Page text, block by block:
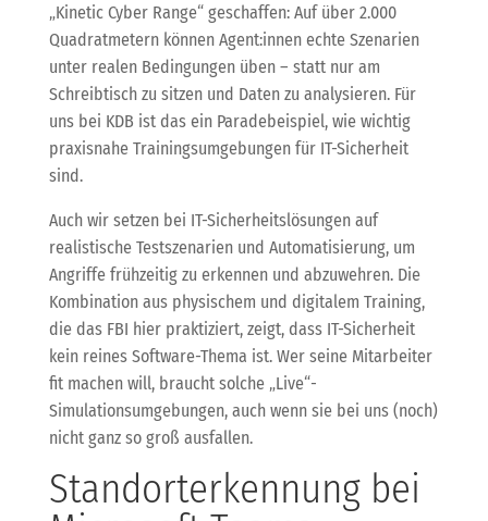
„Kinetic Cyber Range“ geschaffen: Auf über 2.000
Quadratmetern können Agent:innen echte Szenarien
unter realen Bedingungen üben – statt nur am
Schreibtisch zu sitzen und Daten zu analysieren. Für
uns bei KDB ist das ein Paradebeispiel, wie wichtig
praxisnahe Trainingsumgebungen für IT-Sicherheit
sind.
Auch wir setzen bei IT-Sicherheitslösungen auf
realistische Testszenarien und Automatisierung, um
Angriffe frühzeitig zu erkennen und abzuwehren. Die
Kombination aus physischem und digitalem Training,
die das FBI hier praktiziert, zeigt, dass IT-Sicherheit
kein reines Software-Thema ist. Wer seine Mitarbeiter
fit machen will, braucht solche „Live“-
Simulationsumgebungen, auch wenn sie bei uns (noch)
nicht ganz so groß ausfallen.
Standorterkennung bei